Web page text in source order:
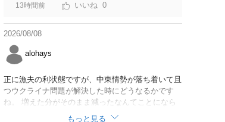
13時間前 0
2026/08/08
alohays
正に漁夫の利状態ですが、中東情勢が落ち着いて且
つウクライナ問題が解決した時にどうなるかです
ね。 増えた分がそのまま減ったなんてことになら
なければいいですが。
もっと見る